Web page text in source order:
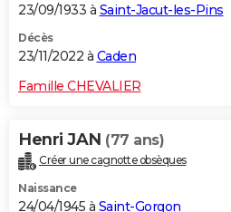
23/09/1933 à Saint-Jacut-les-Pins
Décès
23/11/2022 à Caden
Famille CHEVALIER
Henri JAN (77 ans)
Créer une cagnotte obsèques
Naissance
24/04/1945 à Saint-Gorgon